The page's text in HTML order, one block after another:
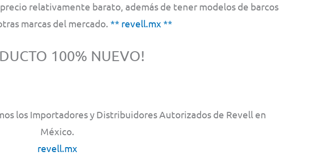
relativamente barato, además de tener modelos de barcos
marcas del mercado. ** revell.mx **
100% NUEVO!
los Importadores y Distribuidores Autorizados de Revell en
México.
revell.mx